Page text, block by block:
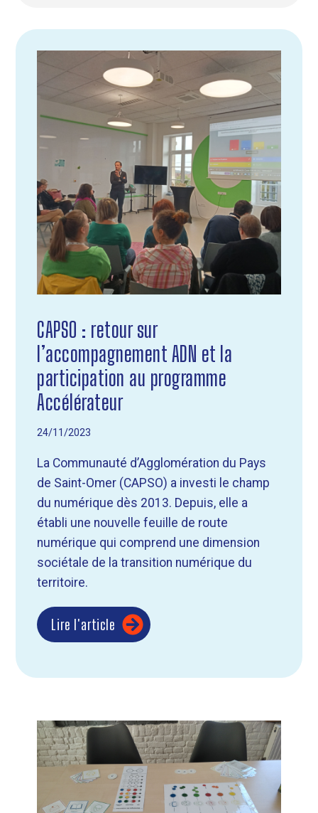
CAPSO : retour sur
l’accompagnement ADN et la
participation au programme
Accélérateur
24/11/2023
La Communauté d’Agglomération du Pays
de Saint-Omer (CAPSO) a investi le champ
du numérique dès 2013. Depuis, elle a
établi une nouvelle feuille de route
numérique qui comprend une dimension
sociétale de la transition numérique du
territoire.
Lire l'article